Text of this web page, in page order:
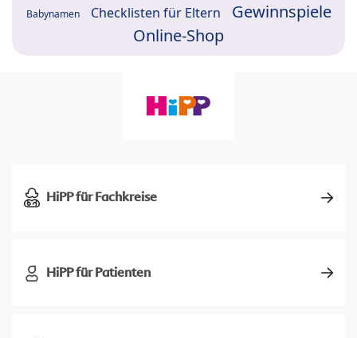
Babynamen Checklisten für Eltern
Gewinnspiele
Online-Shop
HiPP für Fachkreise
HiPP für Patienten